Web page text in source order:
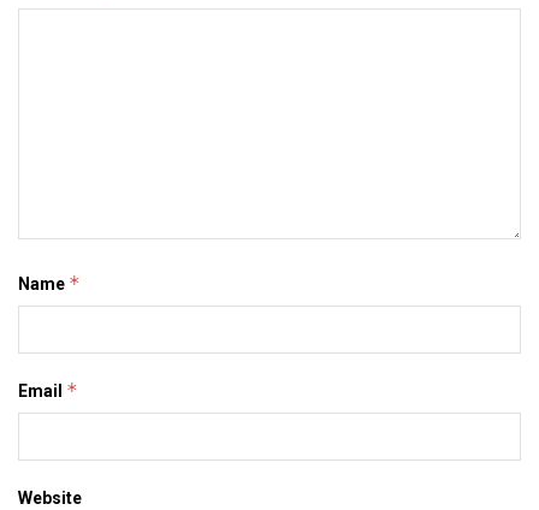
Name *
Email *
Website